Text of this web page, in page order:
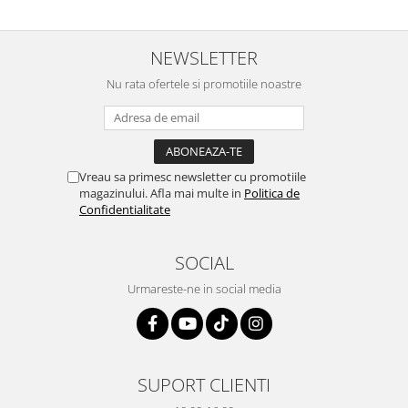
NEWSLETTER
Nu rata ofertele si promotiile noastre
Vreau sa primesc newsletter cu promotiile
magazinului. Afla mai multe in Politica de
Confidentialitate
SOCIAL
Urmareste-ne in social media
SUPORT CLIENTI